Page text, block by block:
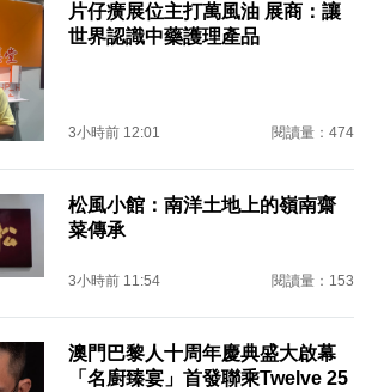
片仔癀展位主打萬風油 展商：讓
世界認識中藥護理產品
3小時前 12:01 閱讀量：474
松風小館：南洋土地上的嶺南齋
菜傳承
3小時前 11:54 閱讀量：153
澳門巴黎人十周年慶典盛大啟幕
「名廚臻宴」首發聯乘Twelve 25